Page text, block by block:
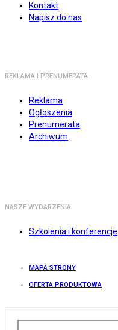
Kontakt
Napisz do nas
REKLAMA I PRENUMERATA
Reklama
Ogłoszenia
Prenumerata
Archiwum
NASZE WYDARZENIA
Szkolenia i konferencje
MAPA STRONY
OFERTA PRODUKTOWA